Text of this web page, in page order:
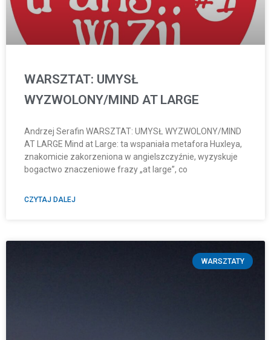
WARSZTAT: UMYSŁ
WYZWOLONY/MIND AT LARGE
Andrzej Serafin WARSZTAT: UMYSŁ WYZWOLONY/MIND
AT LARGE Mind at Large: ta wspaniała metafora Huxleya,
znakomicie zakorzeniona w angielszczyźnie, wyzyskuje
bogactwo znaczeniowe frazy „at large”, co
CZYTAJ DALEJ
WARSZTATY